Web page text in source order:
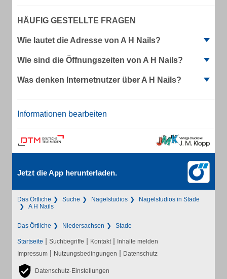
HÄUFIG GESTELLTE FRAGEN
Wie lautet die Adresse von A H Nails?
Wie sind die Öffnungszeiten von A H Nails?
Was denken Internetnutzer über A H Nails?
Informationen bearbeiten
Jetzt die App herunterladen.
Das Örtliche Suche Nagelstudios
Nagelstudios in Stade
A H Nails
Das Örtliche Niedersachsen Stade
Startseite | Suchbegriffe | Kontakt | Inhalte melden
Impressum | Nutzungsbedingungen | Datenschutz
Datenschutz-Einstellungen